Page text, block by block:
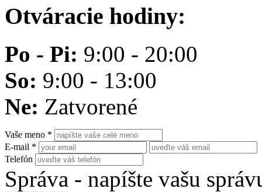
Otváracie hodiny:
Po - Pi: 9:00 - 20:00
So: 9:00 - 13:00
Ne: Zatvorené
Vaše meno *
E-mail *
Telefón
Správa - napíšte vašu